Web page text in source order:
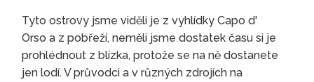
Poloostrov Capo d'Orso
Tyto ostrovy jsme viděli je z vyhlídky Capo d'
Orso a z pobřeží, neměli jsme dostatek času si je
prohlédnout z blízka, protože se na ně dostanete
jen lodí. V průvodci a v různých zdrojích na